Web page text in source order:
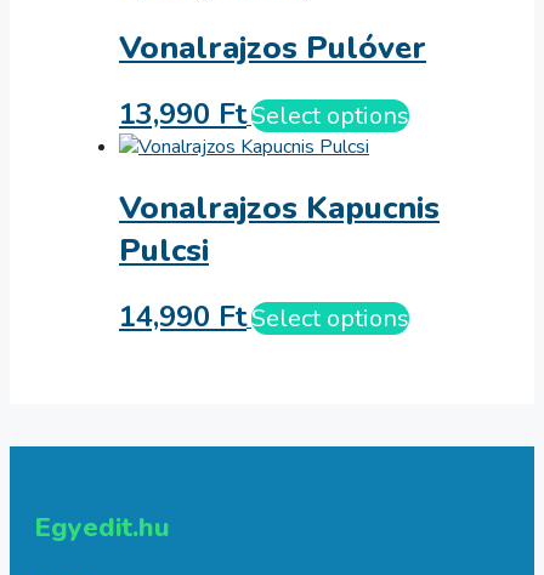
Vonalrajzos Pulóver
13,990 FtSelect options
Vonalrajzos Kapucnis
Pulcsi
14,990 FtSelect options
Egyedit.hu